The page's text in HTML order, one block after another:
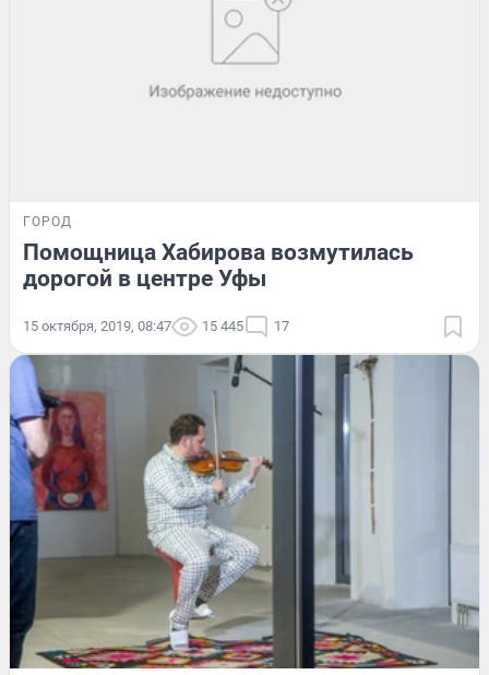
ГОРОД
Помощница Хабирова возмутилась
дорогой в центре Уфы
15 октября, 2019, 08:47 15 445 17